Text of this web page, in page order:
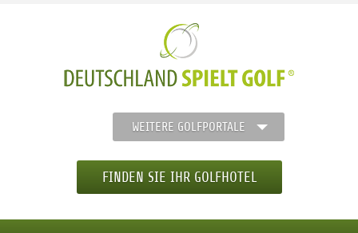
WEITERE GOLFPORTALE
FINDEN SIE IHR GOLFHOTEL